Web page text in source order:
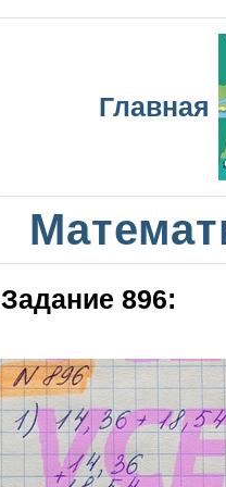
Главная
Задание 896: